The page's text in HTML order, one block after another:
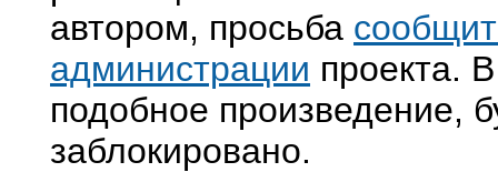
автором, просьба
администрации проекта.
подобное произведение,
заблокировано.